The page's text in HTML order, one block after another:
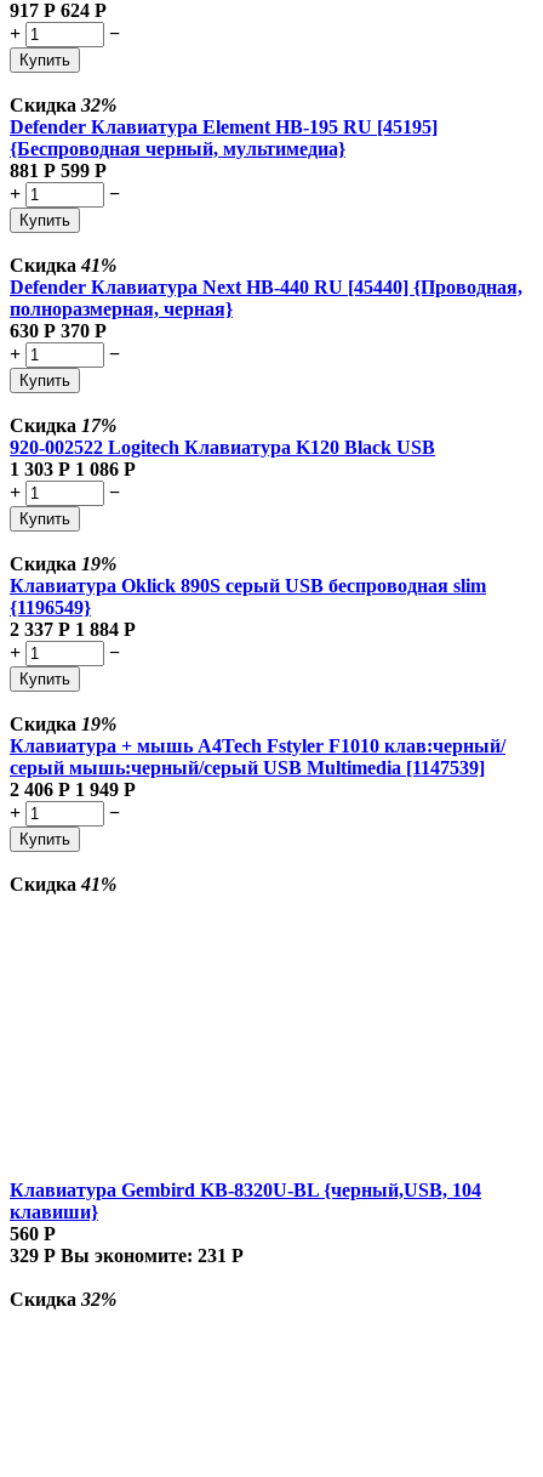
917 Р 624 Р
+
−
Купить
Скидка 32%
Defender Клавиатура Element HB-195 RU [45195]
{Беспроводная черный, мультимедиа}
881 Р 599 Р
+
−
Купить
Скидка41%
Defender Клавиатура Next HB-440 RU [45440] {Проводная,
полноразмерная, черная}
630 Р 370 Р
+
−
Купить
Скидка 17%
920-002522 Logitech Клавиатура K120 Black USB
1 303 Р 1 086 Р
+
−
Купить
Скидка 19%
Клавиатура Oklick 890S серый USB беспроводная slim
{1196549}
2 337 Р 1 884 Р
+
−
Купить
Скидка 19%
Клавиатура + мышь A4Tech Fstyler F1010 клав:черный/
серый мышь:черный/серый USB Multimedia [1147539]
2 406 Р 1 949 Р
+
−
Купить
Скидка41%
Клавиатура Gembird KB-8320U-BL {черный,USB, 104
клавиши}
560 Р
329 Р Вы экономите: 231 Р
Скидка 32%